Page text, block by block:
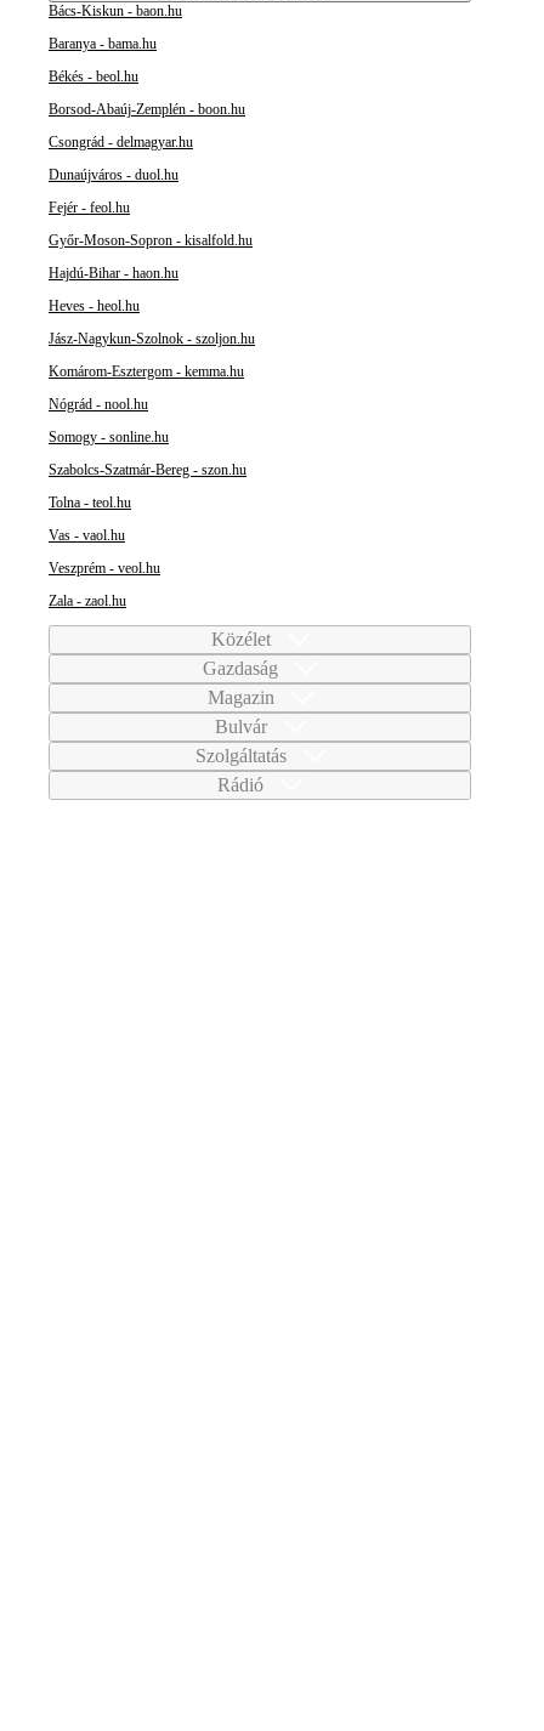
Bács-Kiskun - baon.hu
Baranya - bama.hu
Békés - beol.hu
Borsod-Abaúj-Zemplén - boon.hu
Csongrád - delmagyar.hu
Dunaújváros - duol.hu
Fejér - feol.hu
Győr-Moson-Sopron - kisalfold.hu
Hajdú-Bihar - haon.hu
Heves - heol.hu
Jász-Nagykun-Szolnok - szoljon.hu
Komárom-Esztergom - kemma.hu
Nógrád - nool.hu
Somogy - sonline.hu
Szabolcs-Szatmár-Bereg - szon.hu
Tolna - teol.hu
Vas - vaol.hu
Veszprém - veol.hu
Zala - zaol.hu
Közélet
Gazdaság
Magazin
Bulvár
Szolgáltatás
Rádió